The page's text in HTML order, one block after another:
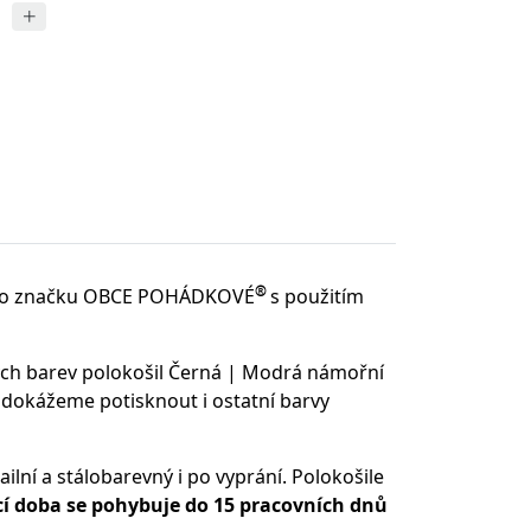
značku OBCE POHÁDKOVÉ®s použitím
barev polokošil Černá | Modrá námořní
potisknout i ostatní barvy
a stálobarevný i po vyprání. Polokošile
doba se pohybuje do 15 pracovních dnů